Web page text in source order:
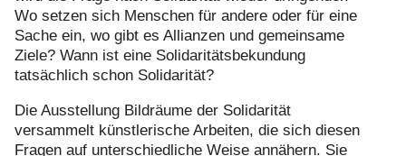
Wo setzen sich Menschen für andere oder für eine
Sache ein, wo gibt es Allianzen und gemeinsame
Ziele? Wann ist eine Solidaritätsbekundung
tatsächlich schon Solidarität?
Die Ausstellung Bildräume der Solidarität
versammelt künstlerische Arbeiten, die sich diesen
Fragen auf unterschiedliche Weise annähern. Sie